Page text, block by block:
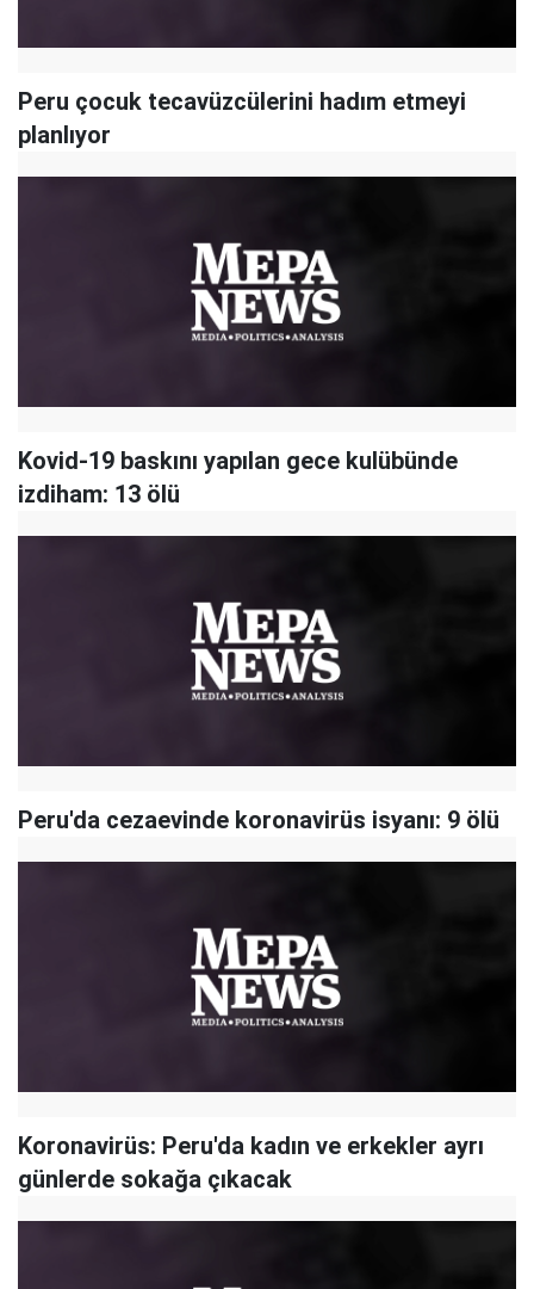
Peru çocuk tecavüzcülerini hadım etmeyi
planlıyor
Kovid-19 baskını yapılan gece kulübünde
izdiham: 13 ölü
Peru'da cezaevinde koronavirüs isyanı: 9 ölü
Koronavirüs: Peru'da kadın ve erkekler ayrı
günlerde sokağa çıkacak